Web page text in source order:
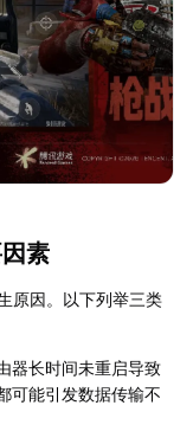
素
原因。以下列举三类
器长时间未重启导致
可能引发数据传输不